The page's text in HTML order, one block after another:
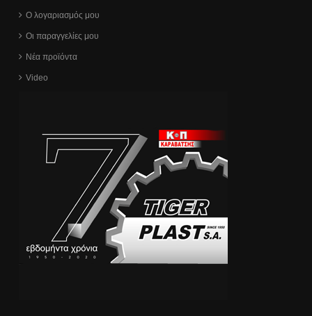
Ο λογαριασμός μου
Οι παραγγελίες μου
Νέα προϊόντα
Video